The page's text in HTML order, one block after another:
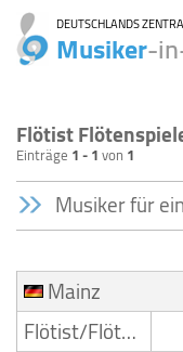
DEUTSCHLANDS
Musiker-
Flötist
Einträge 1 - 1von 1
Musiker für
Mainz
Flötist/Flötenspieler